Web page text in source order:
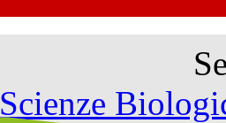
Scienze